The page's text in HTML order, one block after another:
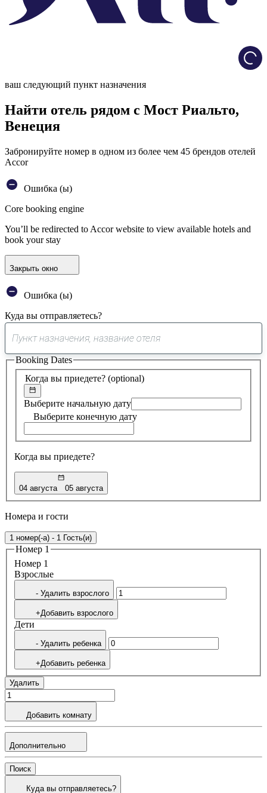
ваш следующий пункт назначения
Найти отель рядом с Мост Риальто,
Венеция
Забронируйте номер в одном из более чем 45 брендов отелей
Accor
Ошибка (ы)
Core booking engine
You’ll be redirected to Accor website to view available hotels and
book your stay
Закрыть окно
Ошибка (ы)
Куда вы отправляетесь?
0
предложение
найдено
Когда вы приедете? (optional)
Выберите начальную дату
Выберите конечную дату
Когда вы приедете?
04 августа 05 августа
Booking Dates
Номера и гости
1 номер(-а) - 1 Гость(и)
Номер 1
Номер 1
Bзрослые
- Удалить взрослого
+Добавить взрослого
Дети
- Удалить ребенка
+Добавить ребенка
Удалить
Добавить комнату
Дополнительно
Поиск
Куда вы отправляетесь?